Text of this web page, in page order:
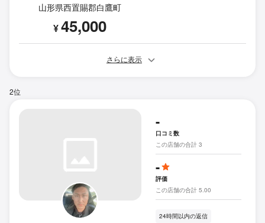
山形県西置賜郡白鷹町
¥45,000
さらに表示
2位
-
口コミ数
この店舗の合計 3
-
評価
この店舗の合計 5.00
24時間以内の返信